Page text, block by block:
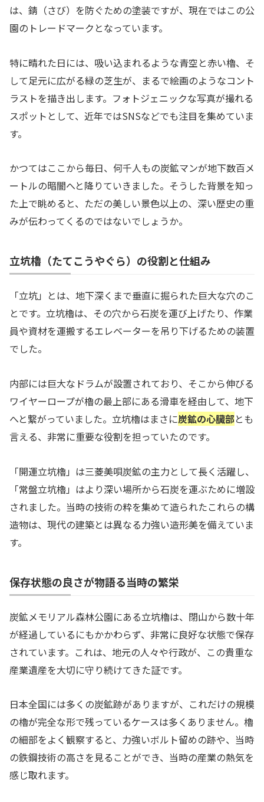
は、錆（さび）を防ぐための塗装ですが、現在ではこの公
園のトレードマークとなっています。
特に晴れた日には、吸い込まれるような青空と赤い櫓、そ
して足元に広がる緑の芝生が、まるで絵画のようなコント
ラストを描き出します。フォトジェニックな写真が撮れる
スポットとして、近年ではSNSなどでも注目を集めていま
す。
かつてはここから毎日、何千人もの炭鉱マンが地下数百メ
ートルの暗闇へと降りていきました。そうした背景を知っ
た上で眺めると、ただの美しい景色以上の、深い歴史の重
みが伝わってくるのではないでしょうか。
立坑櫓（たてこうやぐら）の役割と仕組み
「立坑」とは、地下深くまで垂直に掘られた巨大な穴のこ
とです。立坑櫓は、その穴から石炭を運び上げたり、作業
員や資材を運搬するエレベーターを吊り下げるための装置
でした。
内部には巨大なドラムが設置されており、そこから伸びる
ワイヤーロープが櫓の最上部にある滑車を経由して、地下
へと繋がっていました。立坑櫓はまさに炭鉱の心臓部とも
言える、非常に重要な役割を担っていたのです。
「開運立坑櫓」は三菱美唄炭鉱の主力として長く活躍し、
「常盤立坑櫓」はより深い場所から石炭を運ぶために増設
されました。当時の技術の粋を集めて造られたこれらの構
造物は、現代の建築とは異なる力強い造形美を備えていま
す。
保存状態の良さが物語る当時の繁栄
炭鉱メモリアル森林公園にある立坑櫓は、閉山から数十年
が経過しているにもかかわらず、非常に良好な状態で保存
されています。これは、地元の人々や行政が、この貴重な
産業遺産を大切に守り続けてきた証です。
日本全国には多くの炭鉱跡がありますが、これだけの規模
の櫓が完全な形で残っているケースは多くありません。櫓
の細部をよく観察すると、力強いボルト留めの跡や、当時
の鉄鋼技術の高さを見ることができ、当時の産業の熱気を
感じ取れます。